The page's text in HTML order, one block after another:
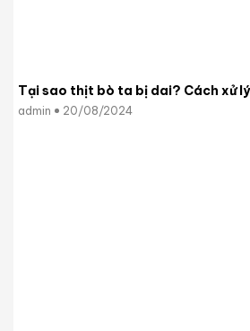
Tại sao thịt bò ta bị dai? Cách xử
admin 20/08/2024